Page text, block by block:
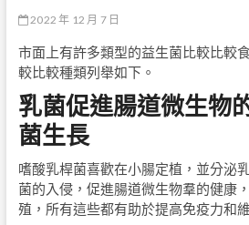
2022 年 12 月 7 日
市面上有許多類型的益生菌比較比較
較比較種類列舉如下。
乳菌促進腸道微生物
菌生長
嗜酸乳桿菌喜歡在小腸定植，並分泌
菌的入侵，促進腸道微生物羣的健康
殖，所有這些都有助於提高免疫力和